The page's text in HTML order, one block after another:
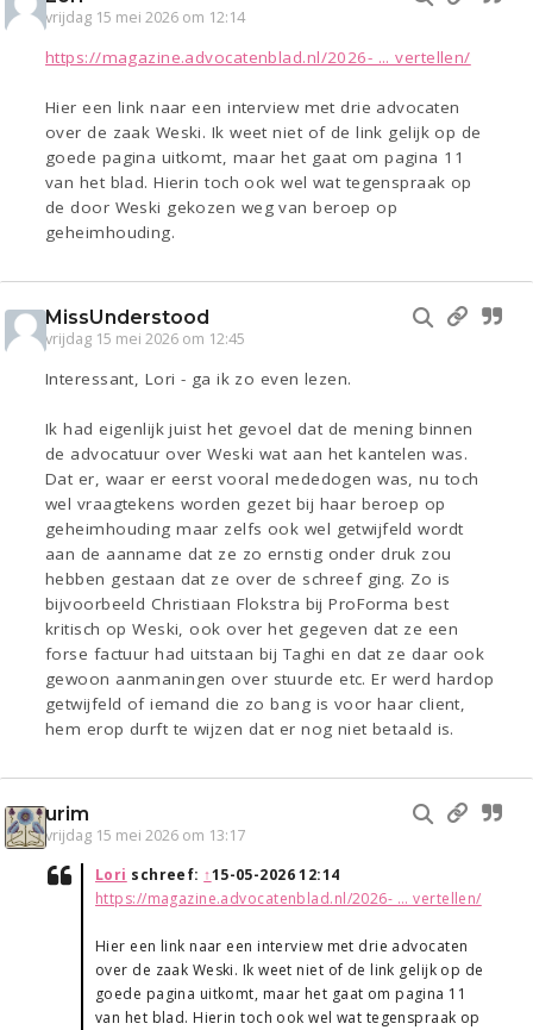
vrijdag 15 mei 2026 om 12:14
https://magazine.advocatenblad.nl/2026- ... vertellen/
Hier een link naar een interview met drie advocaten
over de zaak Weski. Ik weet niet of de link gelijk op de
goede pagina uitkomt, maar het gaat om pagina 11
van het blad. Hierin toch ook wel wat tegenspraak op
de door Weski gekozen weg van beroep op
geheimhouding.
MissUnderstood
vrijdag 15 mei 2026 om 12:45
Interessant, Lori - ga ik zo even lezen.
Ik had eigenlijk juist het gevoel dat de mening binnen
de advocatuur over Weski wat aan het kantelen was.
Dat er, waar er eerst vooral mededogen was, nu toch
wel vraagtekens worden gezet bij haar beroep op
geheimhouding maar zelfs ook wel getwijfeld wordt
aan de aanname dat ze zo ernstig onder druk zou
hebben gestaan dat ze over de schreef ging. Zo is
bijvoorbeeld Christiaan Flokstra bij ProForma best
kritisch op Weski, ook over het gegeven dat ze een
forse factuur had uitstaan bij Taghi en dat ze daar ook
gewoon aanmaningen over stuurde etc. Er werd hardop
getwijfeld of iemand die zo bang is voor haar client,
hem erop durft te wijzen dat er nog niet betaald is.
urim
vrijdag 15 mei 2026 om 13:17
Lori schreef: ↑15-05-2026 12:14
https://magazine.advocatenblad.nl/2026- ... vertellen/
Hier een link naar een interview met drie advocaten
over de zaak Weski. Ik weet niet of de link gelijk op de
goede pagina uitkomt, maar het gaat om pagina 11
van het blad. Hierin toch ook wel wat tegenspraak op